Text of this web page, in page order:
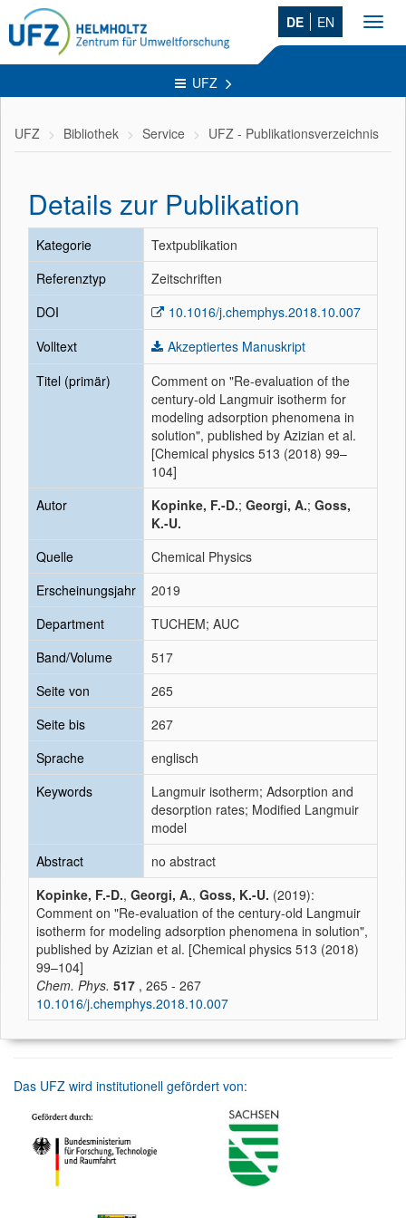
DE EN
UFZ
UFZ Bibliothek Service UFZ - Publikationsverzeichnis
Details zur Publikation
Kategorie
Textpublikation
Referenztyp
Zeitschriften
DOI
10.1016/j.chemphys.2018.10.007
Volltext
Akzeptiertes Manuskript
Titel (primär)
Comment on "Re-evaluation of the
century-old Langmuir isotherm for
modeling adsorption phenomena in
solution", published by Azizian et al.
[Chemical physics 513 (2018) 99–
104]
Autor
Kopinke, F.-D.; Georgi, A.; Goss,
K.-U.
Quelle
Chemical Physics
Erscheinungsjahr
2019
Department
TUCHEM; AUC
Band/Volume
517
Seite von
265
Seite bis
267
Sprache
englisch
Keywords
Langmuir isotherm; Adsorption and
desorption rates; Modified Langmuir
model
Abstract
no abstract
Kopinke, F.-D., Georgi, A., Goss, K.-U. (2019):
Comment on "Re-evaluation of the century-old Langmuir
isotherm for modeling adsorption phenomena in solution",
published by Azizian et al. [Chemical physics 513 (2018)
99–104]
Chem. Phys. 517 , 265 - 267
10.1016/j.chemphys.2018.10.007
Das UFZ wird institutionell gefördert von: